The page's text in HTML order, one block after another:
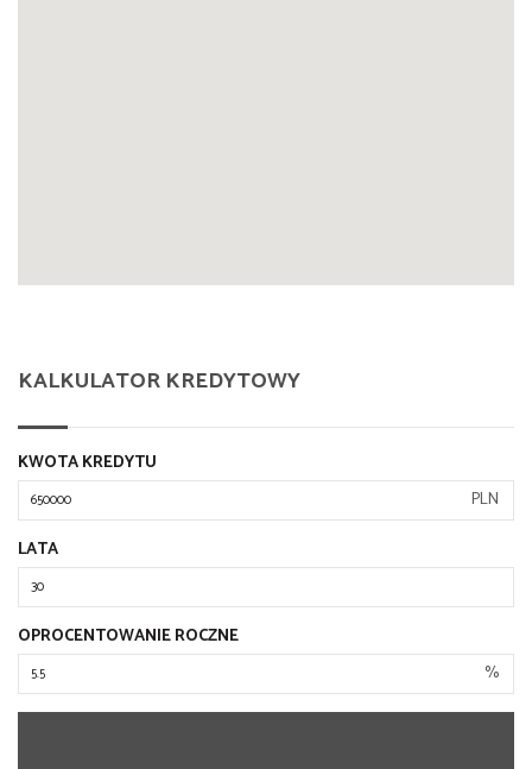
KALKULATOR KREDYTOWY
KWOTA KREDYTU
PLN
LATA
OPROCENTOWANIE ROCZNE
%